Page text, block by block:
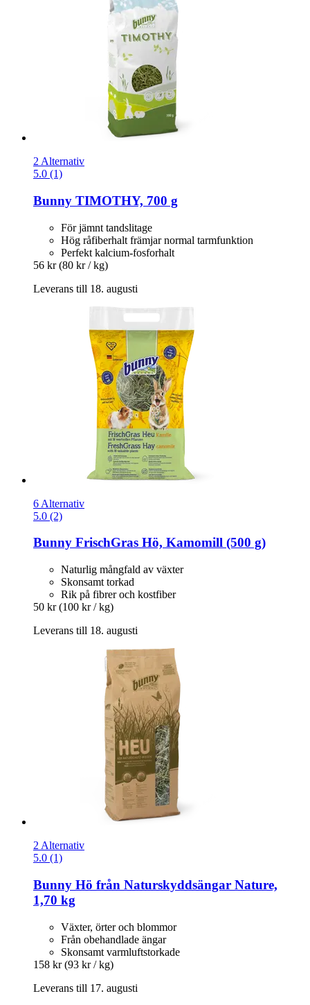
2 Alternativ
5.0 (1)
Bunny TIMOTHY, 700 g
För jämnt tandslitage
Hög råfiberhalt främjar normal tarmfunktion
Perfekt kalcium-fosforhalt
56 kr (80 kr / kg)
Leverans till 18. augusti
6 Alternativ
5.0 (2)
Bunny FrischGras Hö, Kamomill (500 g)
Naturlig mångfald av växter
Skonsamt torkad
Rik på fibrer och kostfiber
50 kr (100 kr / kg)
Leverans till 18. augusti
2 Alternativ
5.0 (1)
Bunny Hö från Naturskyddsängar Nature,
1,70 kg
Växter, örter och blommor
Från obehandlade ängar
Skonsamt varmluftstorkade
158 kr (93 kr / kg)
Leverans till 17. augusti